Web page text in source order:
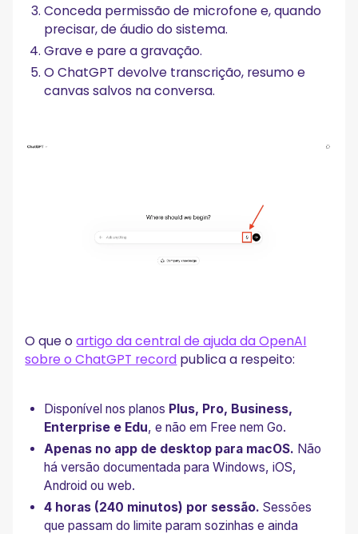
Conceda permissão de microfone e, quando
precisar, de áudio do sistema.
Grave e pare a gravação.
O ChatGPT devolve transcrição, resumo e
canvas salvos na conversa.
O que oartigo da central de ajuda da OpenAI
sobre o ChatGPT record publica a respeito:
Disponível nos planos Plus, Pro, Business,
Enterprise e Edu, e não em Free nem Go.
Apenas no app de desktop para macOS. Não
há versão documentada para Windows, iOS,
Android ou web.
4 horas (240 minutos) por sessão. Sessões
que passam do limite param sozinhas e ainda